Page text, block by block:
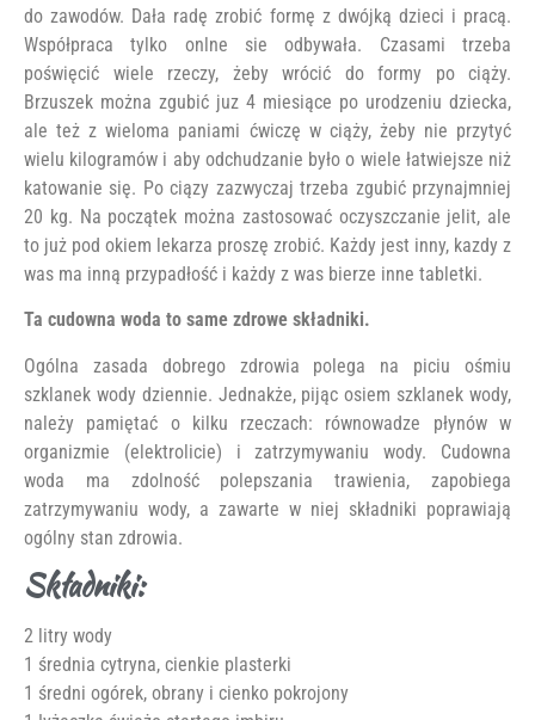
do zawodów. Dała radę zrobić formę z dwójką dzieci i pracą.
Współpraca tylko onlne sie odbywała. Czasami trzeba
poświęcić wiele rzeczy, żeby wrócić do formy po ciąży.
Brzuszek można zgubić juz 4 miesiące po urodzeniu dziecka,
ale też z wieloma paniami ćwiczę w ciąży, żeby nie przytyć
wielu kilogramów i aby odchudzanie było o wiele łatwiejsze niż
katowanie się. Po ciązy zazwyczaj trzeba zgubić przynajmniej
20 kg. Na początek można zastosować oczyszczanie jelit, ale
to już pod okiem lekarza proszę zrobić. Każdy jest inny, kazdy z
was ma inną przypadłość i każdy z was bierze inne tabletki.
Ta cudowna woda to same zdrowe składniki.
Ogólna zasada dobrego zdrowia polega na piciu ośmiu
szklanek wody dziennie. Jednakże, pijąc osiem szklanek wody,
należy pamiętać o kilku rzeczach: równowadze płynów w
organizmie (elektrolicie) i zatrzymywaniu wody. Cudowna
woda ma zdolność polepszania trawienia, zapobiega
zatrzymywaniu wody, a zawarte w niej składniki poprawiają
ogólny stan zdrowia.
Składniki:
2 litry wody
1 średnia cytryna, cienkie plasterki
1 średni ogórek, obrany i cienko pokrojony